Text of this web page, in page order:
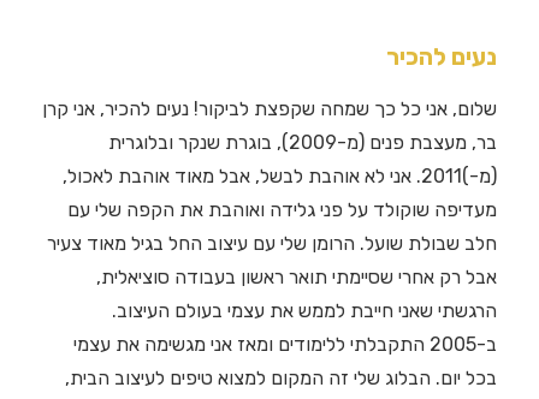
נעים להכיר
שלום, אני כל כך שמחה שקפצת לביקור! נעים להכיר, אני קרן
בר, מעצבת פנים (מ-2009), בוגרת שנקר ובלוגרית
(מ-)2011. אני לא אוהבת לבשל, אבל מאוד אוהבת לאכול,
מעדיפה שוקולד על פני גלידה ואוהבת את הקפה שלי עם
חלב שבולת שועל. הרומן שלי עם עיצוב החל בגיל מאוד צעיר
אבל רק אחרי שסיימתי תואר ראשון בעבודה סוציאלית,
הרגשתי שאני חייבת לממש את עצמי בעולם העיצוב.
ב-2005 התקבלתי ללימודים ומאז אני מגשימה את עצמי
בכל יום. הבלוג שלי זה המקום למצוא טיפים לעיצוב הבית,